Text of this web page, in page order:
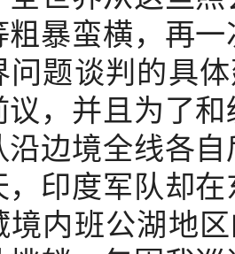
粗暴蛮横，再
问题谈判的具
议，并且为了
沿边境全线各
，印度军队却
境内班公湖地